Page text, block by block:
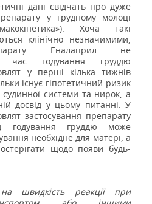
дані свідчать про дуже
у грудному молоці
Хоча такі
клінічно незначимими,
Еналаприл не
час годування груддю
у перші кілька тижнів
існує гіпотетичний ризик
судинної системи та нирок, а
досвід у цьому питанні. У
застосування препарату
годування груддю може
необхідне для матері, а
щодо появи будь-
швидкість реакції при